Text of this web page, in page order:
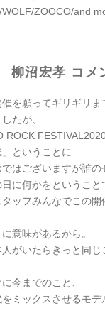
ZOOCO/and
沼宏孝 コメ
を願ってギリギリま
たが、
ROCK
ということに
はございますが誰の
に何かをということ
ッフみんなでこの開
意味があるから。
がいたらきっと同じ
今までのこと、
ミックスさせるモ